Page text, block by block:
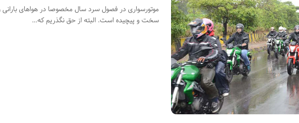
موتورسواری در فصول سرد سال مخصوصا در هواهای بارانی
سخت و پیچیده است. البته از حق نگذریم که…